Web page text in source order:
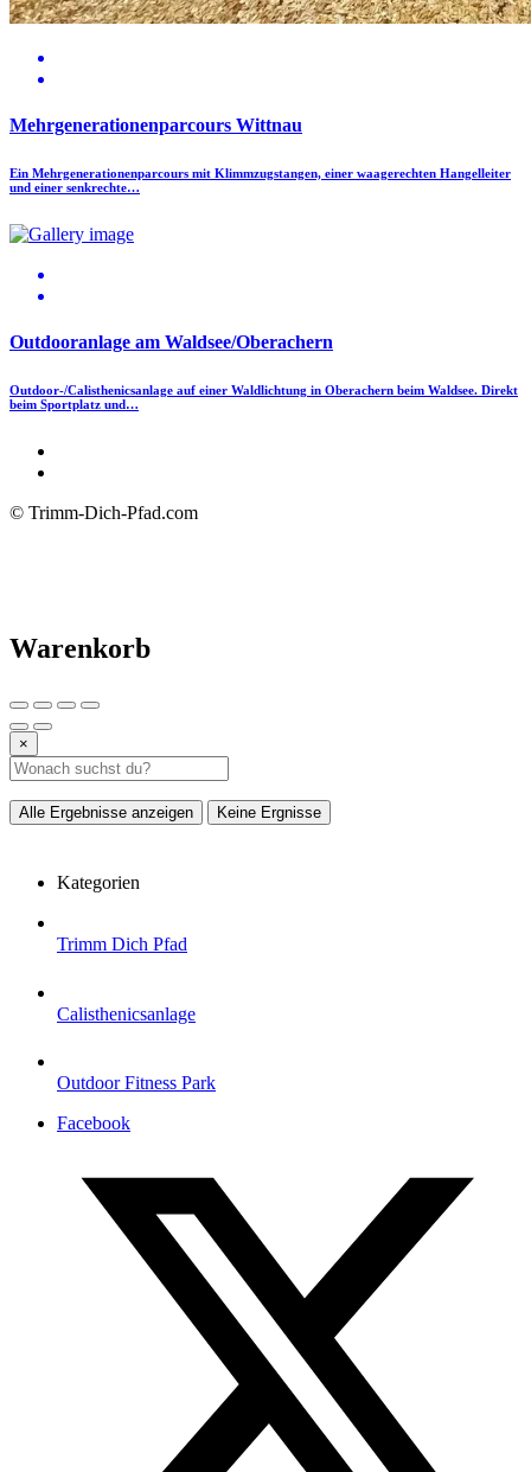
Mehrgenerationenparcours Wittnau
Ein Mehrgenerationenparcours mit Klimmzugstangen, einer waagerechten Hangelleiter
und einer senkrechte…
Outdooranlage am Waldsee/Oberachern
Outdoor-/Calisthenicsanlage auf einer Waldlichtung in Oberachern beim Waldsee. Direkt
beim Sportplatz und…
© Trimm-Dich-Pfad.com
Warenkorb
×
Alle Ergebnisse anzeigen Keine Ergnisse
Kategorien
Trimm Dich Pfad
Calisthenicsanlage
Outdoor Fitness Park
Facebook